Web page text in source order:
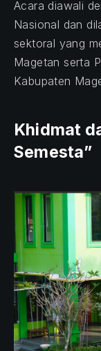
Acara diawali
Nasional dan
sektoral yang
Magetan serta
Kabupaten
Khidmat
Semesta”